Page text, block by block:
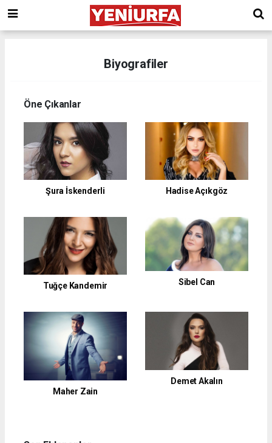
Biyografiler
Öne Çıkanlar
Şura İskenderli Hadise Açıkgöz
Tuğçe Kandemir Sibel Can
Maher Zain
Demet Akalın